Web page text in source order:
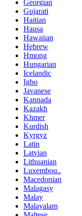
Georgian
Gujarati
Haitian
Hausa
Hawaiian
Hebrew
Hmong
Hungarian
Icelandic
Igbo
Javanese
Kannada
Kazakh
Khmer
Kurdish
Kyrgyz
Latin
Latvian
Lithuanian
Luxembou..
Macedonian
Malagasy
Malay
Malayalam